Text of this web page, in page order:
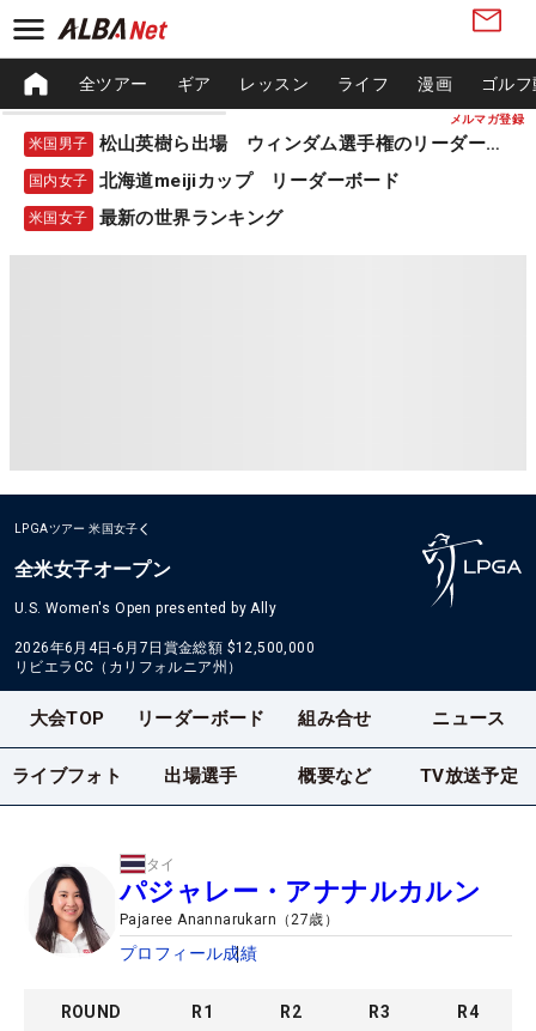
メルマガ登録
全ツアー ギア レッスン ライフ 漫画 ゴル
米国男子 松山英樹ら出場 ウィンダム選手権のリーダーボード
国内女子 北海道meijiカップ リーダーボード
米国女子 最新の世界ランキング
LPGAツアー 米国女子
全米女子オープン
U.S. Women's Open presented by Ally
2026年6月4日-6月7日 賞金総額 $12,500,000
リビエラCC（カリフォルニア州）
大会TOP リーダーボード 組み合せ ニュース
ライブフォト 出場選手 概要など TV放送予定
タイ
パジャレー・アナナルカルン
Pajaree Anannarukarn （27歳）
プロフィール成績
ROUND R1 R2 R3 R4